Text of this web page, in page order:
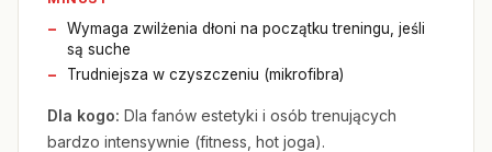
Wymaga zwilżenia dłoni na początku treningu, jeśli
są suche
Trudniejsza w czyszczeniu (mikrofibra)
Dla kogo: Dla fanów estetyki i osób trenujących
bardzo intensywnie (fitness, hot joga).